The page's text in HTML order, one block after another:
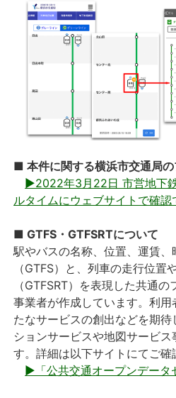
■ 本件に関する横浜市交通局
▶2022年3月22日 市営地下
ルタイムにウェブサイトで確認
■ GTFS・GTFSRTについて
駅やバスの名称、位置、運賃
（GTFS）と、列車の走行位置
（GTFSRT）を表現した共通
事業者が作成しています。利
たなサービスの創出などを期
ションサービスや地図サービス
す。詳細は以下サイトにてご確
▶「公共交通オープンデータ